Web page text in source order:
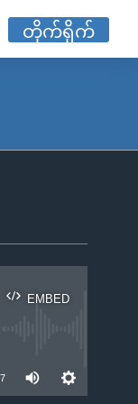
တိုက်ရိုက်
EMBED